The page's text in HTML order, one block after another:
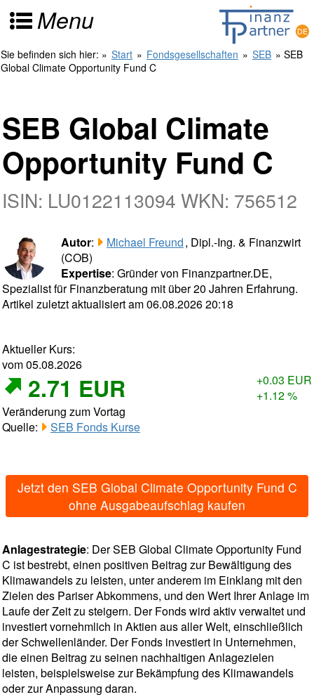
Menu
Sie befinden sich hier: » Start » Fondsgesellschaften » SEB » SEB
Global Climate Opportunity Fund C
SEB Global Climate
Opportunity Fund C
ISIN: LU0122113094 WKN: 756512
Autor: Michael Freund, Dipl.-Ing. & Finanzwirt
(COB)
Expertise: Gründer von Finanzpartner.DE,
Spezialist für Finanzberatung mit über 20 Jahren Erfahrung.
Artikel zuletzt aktualisiert am 06.08.2026 20:18
Aktueller Kurs:
vom 05.08.2026
2.71 EUR
+0.03 EUR
+1.12 %
Veränderung zum Vortag
Quelle:
SEB Fonds Kurse
Jetzt den SEB Global Climate Opportunity Fund C
ohne Ausgabeaufschlag kaufen
Anlagestrategie: Der SEB Global Climate Opportunity Fund
C ist bestrebt, einen positiven Beitrag zur Bewältigung des
Klimawandels zu leisten, unter anderem im Einklang mit den
Zielen des Pariser Abkommens, und den Wert Ihrer Anlage im
Laufe der Zeit zu steigern. Der Fonds wird aktiv verwaltet und
investiert vornehmlich in Aktien aus aller Welt, einschließlich
der Schwellenländer. Der Fonds investiert in Unternehmen,
die einen Beitrag zu seinen nachhaltigen Anlagezielen
leisten, beispielsweise zur Bekämpfung des Klimawandels
oder zur Anpassung daran.